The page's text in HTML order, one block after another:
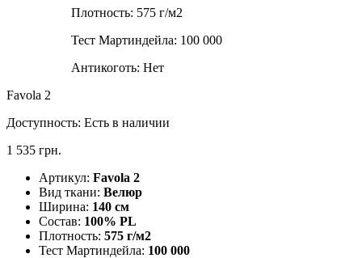
Плотность: 575 г/м2
Тест Мартиндейла: 100 000
Антикоготь: Нет
Favola 2
Доступность: Есть в наличии
1 535 грн.
Артикул: Favola 2
Вид ткани: Велюр
Ширина: 140 см
Состав: 100% PL
Плотность: 575 г/м2
Тест Мартиндейла: 100 000